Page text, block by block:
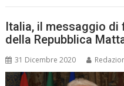
Italia, il messaggio di
della Repubblica
31 Dicembre 2020